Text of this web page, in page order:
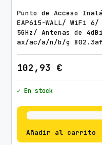
Punto de Acceso
EAP615-WALL/ WiFi
5GHz/ Antenas de
ax/ac/a/n/b/g
102,93 €
✓ En stock
Añadir al carrito